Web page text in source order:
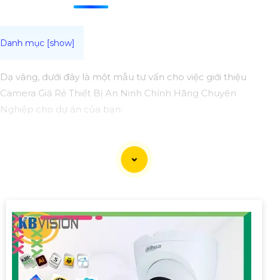
Dạ vâng, dưới đây là một mẫu tư vấn cho việc giới thiệu
Camera Giá Rẻ Thiết Bị An Ninh Chính Hãng Chuyên
Nghiệp cho dự án của bạn:
Nghiệp, đáp ứng nhu cầu an ninh và giám sát cho dự án
của quý khách một cách hiệu quả, tin cậy và tiết kiệm.
Ưu điểm của dòng sản phẩm:〗 1:Giá cả hợp lý: Camera giá
rẻ nhưng vẫn tin tưởng
chất lượng và hiệu suất làm việc.